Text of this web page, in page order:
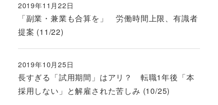
「副業・兼業も合算を」 労働時間上限、有識者
提案 (11/22)
投稿日
2019年11月22日
長すぎる「試用期間」はアリ？ 転職1年後「本
採用しない」と解雇された苦しみ (10/25)
投稿日
2019年10月25日